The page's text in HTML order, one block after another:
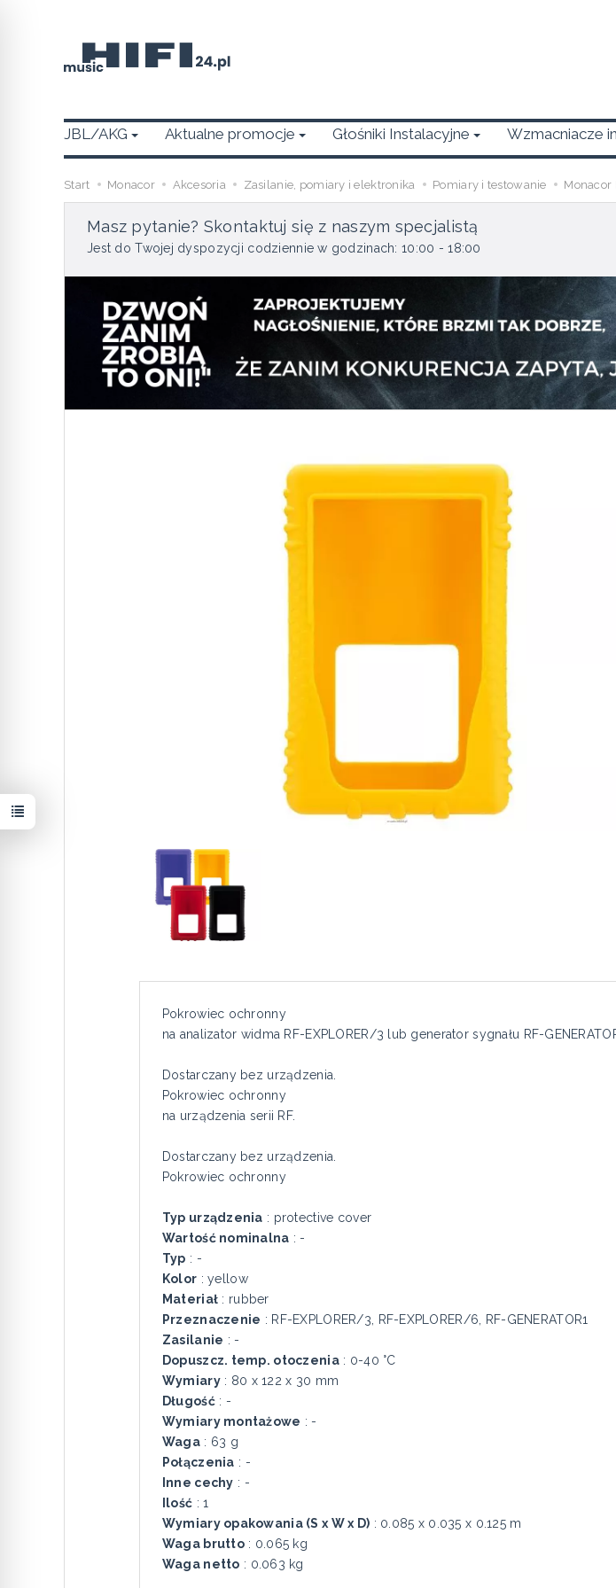
JBL/AKG Aktualne promocje Głośniki Instalacyjne Wzmacniacze
Start Monacor Akcesoria Zasilanie, pomiary i elektronika Pomiary i testowanie Monacor
Masz pytanie? Skontaktuj się z naszym specjalistą
Jest do Twojej dyspozycji codziennie w godzinach: 10:00 - 18:00
Pokrowiec ochronny
na analizator widma RF-EXPLORER/3 lub generator sygnału RF-
Dostarczany bez urządzenia.
Pokrowiec ochronny
na urządzenia serii RF.
Dostarczany bez urządzenia.
Pokrowiec ochronny
Typ urządzenia : protective cover
Wartość nominalna : -
Typ : -
Kolor : yellow
Materiał : rubber
Przeznaczenie : RF-EXPLORER/3, RF-EXPLORER/6, RF-GENERATOR1
Zasilanie : -
Dopuszcz. temp. otoczenia: 0-40 °C
Wymiary: 80 x 122 x 30 mm
Długość: -
Wymiary montażowe : -
Waga: 63 g
Połączenia : -
Inne cechy : -
Ilość : 1
Wymiary opakowania (S x W x D) : 0.085 x 0.035 x 0.125 m
Waga brutto: 0.065 kg
Waga netto : 0.063 kg